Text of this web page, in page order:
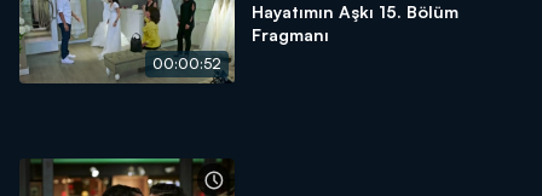
00:00:52
Hayatımın Aşkı 15. Bölüm
Fragmanı